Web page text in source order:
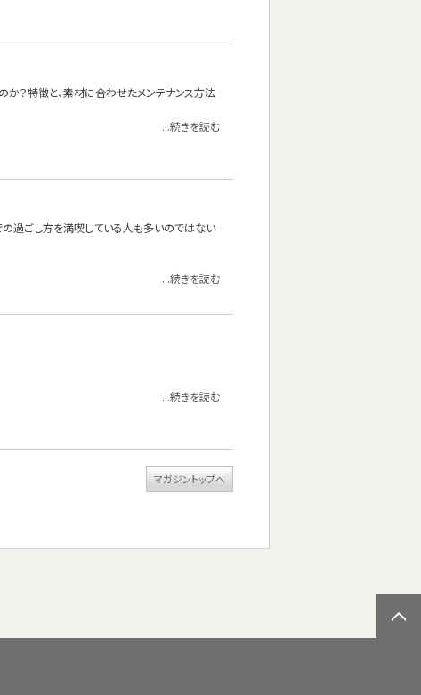
のか？特徴と、素材に合わせたメンテナンス方法
...続きを読む
の過ごし方を満喫している人も多いのではない
...続きを読む
...続きを読む
マガジントップへ